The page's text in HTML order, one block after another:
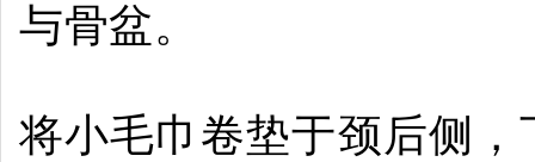
与骨盆。
将小毛巾卷垫于颈后侧